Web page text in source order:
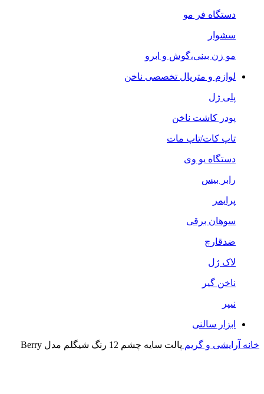
دستگاه فر مو
سشوار
مو زن بینی،گوش و ابرو
لوازم و متریال تخصصی ناخن
پلی ژل
پودر کاشت ناخن
تاپ کات/تاپ مات
دستگاه یو وی
رابر بیس
پرایمر
سوهان برقی
ضدقارچ
لاک ژل
ناخن گیر
نیپر
ابزار سالنی
خانه آرایشی و گریم پالت سایه چشم 12 رنگ شیگلم مدل Berry